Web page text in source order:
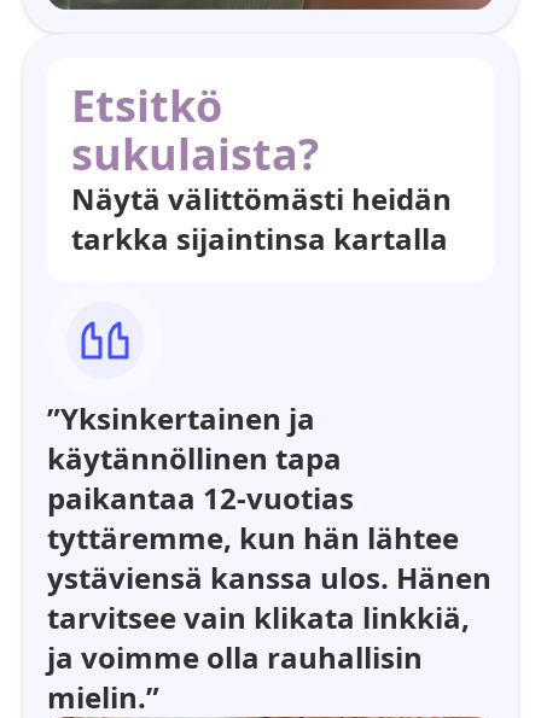
Etsitkö
sukulaista?
Näytä välittömästi heidän
tarkka sijaintinsa kartalla
”Yksinkertainen ja
käytännöllinen tapa
paikantaa 12-vuotias
tyttäremme, kun hän lähtee
ystäviensä kanssa ulos. Hänen
tarvitsee vain klikata linkkiä,
ja voimme olla rauhallisin
mielin.”